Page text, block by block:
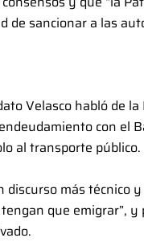
de sancionar a las
Velasco habló de
con el
al transporte público.
discurso más técnico
que emigrar”,